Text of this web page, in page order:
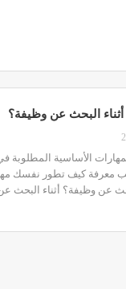
البحث عن وظيفة؟
الأساسية
معرفة كيف تطور نفسك
عن وظيفة؟ أثناء البحث